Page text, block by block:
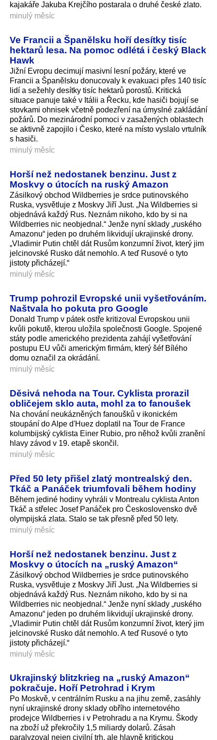
kajakáře Jakuba Krejčího postarala o druhé české zlato.
minulý měsíc
Ve Francii a Španělsku hoří desítky tisíc
hektarů lesa. Na pomoc odlétá i český Black
Hawk
Jižní Evropu decimují masivní lesní požáry, které ve
Francii a Španělsku donucovaly k evakuaci přes 140 tisíc
lidí a sežehly desítky tisíc hektarů porostů. Kritická
situace panuje také v Itálii a Řecku, kde hasiči bojují se
stovkami ohnisek včetně podezření na úmyslné zakládání
požárů. Do mezinárodní pomoci v zasažených oblastech
se aktivně zapojilo i Česko, které na místo vyslalo vrtulník
s hasiči.
minulý měsíc
Horší než nedostanek benzinu. Just z
Moskvy o útocích na ruský Amazon
Zásilkový obchod Wildberries je srdce putinovského
Ruska, vysvětluje z Moskvy Jiří Just. „Na Wildberries si
objednává každý Rus. Neznám nikoho, kdo by si na
Wildberries nic neobjednal.“ Jenže nyní sklady „ruského
Amazonu“ jeden po druhém likvidují ukrajinské drony.
„Vladimir Putin chtěl dát Rusům konzumní život, který jim
jelcinovské Rusko dát nemohlo. A teď Rusové o tyto
jistoty přicházejí.“
minulý měsíc
Trump pohrozil Evropské unii vyšetřováním.
Naštvala ho pokuta pro Google
Donald Trump v pátek ostře kritizoval Evropskou unii
kvůli pokutě, kterou uložila společnosti Google. Spojené
státy podle amerického prezidenta zahájí vyšetřování
postupu EU vůči americkým firmám, který šéf Bílého
domu označil za okrádání.
minulý měsíc
Děsivá nehoda na Tour. Cyklista prorazil
obličejem sklo auta, mohl za to fanoušek
Na chování neukázněných fanoušků v ikonickém
stoupání do Alpe d'Huez doplatil na Tour de France
kolumbijský cyklista Einer Rubio, pro něhož kvůli zranění
hlavy závod v 19. etapě skončil.
minulý měsíc
Před 50 lety přišel zlatý montrealský den.
Tkáč a Panáček triumfovali během hodiny
Během jediné hodiny vyhráli v Montrealu cyklista Anton
Tkáč a střelec Josef Panáček pro Československo dvě
olympijská zlata. Stalo se tak přesně před 50 lety.
minulý měsíc
Horší než nedostanek benzinu. Just z
Moskvy o útocích na „ruský Amazon“
Zásilkový obchod Wildberries je srdce putinovského
Ruska, vysvětluje z Moskvy Jiří Just. „Na Wildberries si
objednává každý Rus. Neznám nikoho, kdo by si na
Wildberries nic neobjednal.“ Jenže nyní sklady „ruského
Amazonu“ jeden po druhém likvidují ukrajinské drony.
„Vladimir Putin chtěl dát Rusům konzumní život, který jim
jelcinovské Rusko dát nemohlo. A teď Rusové o tyto
jistoty přicházejí.“
minulý měsíc
Ukrajinský blitzkrieg na „ruský Amazon“
pokračuje. Hoří Petrohrad i Krym
Po Moskvě, v centrálním Rusku a na jihu země, zasáhly
nyní ukrajinské drony sklady obřího internetového
prodejce Wildberries i v Petrohradu a na Krymu. Škody
na zboží už překročily 1,5 miliardy dolarů. Zásah
paralyzoval nejen civilní trh, ale hlavně kritickou